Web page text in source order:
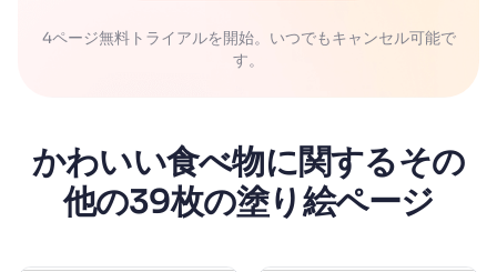
4ページ無料トライアルを開始。いつでもキャンセル可能で
す。
かわいい食べ物に関するその
他の39枚の塗り絵ページ